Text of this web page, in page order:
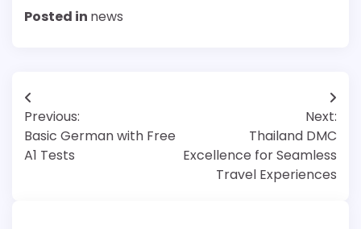
Posted in news
Post
navigation
Previous:
Basic German with Free
A1 Tests
Next:
Thailand DMC
Excellence for Seamless
Travel Experiences